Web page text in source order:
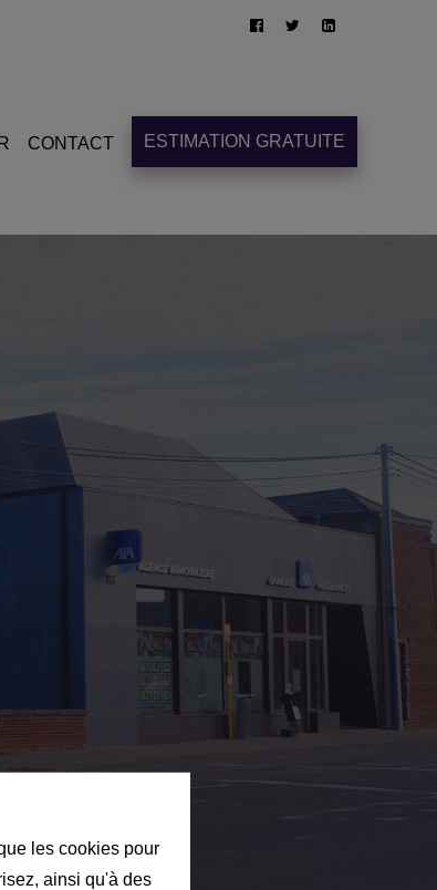
les cookies pour
ainsi qu'à des
CONTACT ESTIMATION GRATUITE